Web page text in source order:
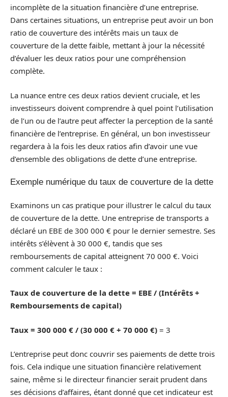
incomplète de la situation financière d’une entreprise.
Dans certaines situations, un entreprise peut avoir un bon
ratio de couverture des intérêts mais un taux de
couverture de la dette faible, mettant à jour la nécessité
d’évaluer les deux ratios pour une compréhension
complète.
La nuance entre ces deux ratios devient cruciale, et les
investisseurs doivent comprendre à quel point l’utilisation
de l’un ou de l’autre peut affecter la perception de la santé
financière de l’entreprise. En général, un bon investisseur
regardera à la fois les deux ratios afin d’avoir une vue
d’ensemble des obligations de dette d’une entreprise.
Exemple numérique du taux de couverture de la dette
Examinons un cas pratique pour illustrer le calcul du taux
de couverture de la dette. Une entreprise de transports a
déclaré un EBE de 300 000 € pour le dernier semestre. Ses
intérêts s’élèvent à 30 000 €, tandis que ses
remboursements de capital atteignent 70 000 €. Voici
comment calculer le taux :
Taux de couverture de la dette = EBE / (Intérêts +
Remboursements de capital)
Taux = 300 000 € / (30 000 € + 70 000 €) = 3
L’entreprise peut donc couvrir ses paiements de dette trois
fois. Cela indique une situation financière relativement
saine, même si le directeur financier serait prudent dans
ses décisions d’affaires, étant donné que cet indicateur est